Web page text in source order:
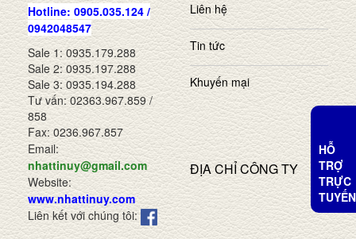
Hotline: 0905.035.124 /
0942048547
Sale 1: 0935.179.288
Sale 2: 0935.197.288
Sale 3: 0935.194.288
Tư vấn: 02363.967.859 /
858
Fax: 0236.967.857
Email:
nhattinuy@gmail.com
Website:
www.nhattinuy.com
Liên kết với chúng tôi:
Liên hệ
Tin tức
Khuyến mại
ĐỊA CHỈ CÔNG TY
HỖ
TRỢ
TRỰC
TUYẾN